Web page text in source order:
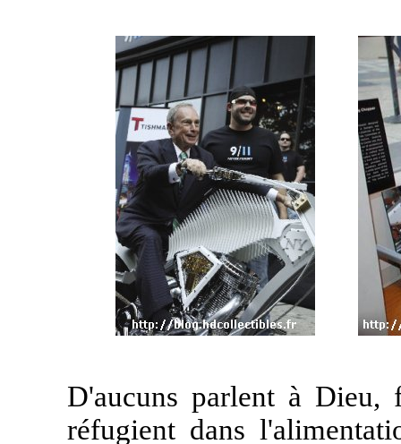
D'aucuns parlent à
réfugient dans